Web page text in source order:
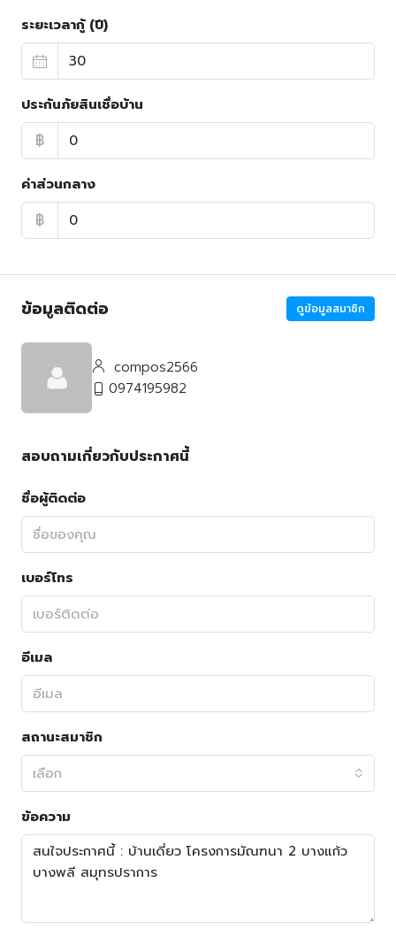
ระยะเวลากู้ (ปี)
ประกันภัยสินเชื่อบ้าน
฿
ค่าส่วนกลาง
฿
ข้อมูลติดต่อ ดูข้อมูลสมาชิก
compos2566
0974195982
สอบถามเกี่ยวกับประกาศนี้
ชื่อผู้ติดต่อ
เบอร์โทร
อีเมล
สถานะสมาชิก
เลือก
ข้อความ